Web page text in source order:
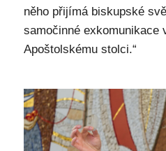
něho přijímá biskupské
samočinné exkomunikace
Apoštolskému stolci.“